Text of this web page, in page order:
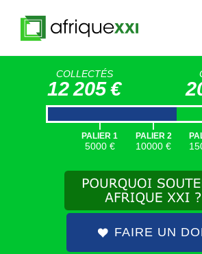
COLLECTÉS
12 205 €
|
PALIER 1
5000 €
|
PALIER 2
10000 €
FAIRE UN